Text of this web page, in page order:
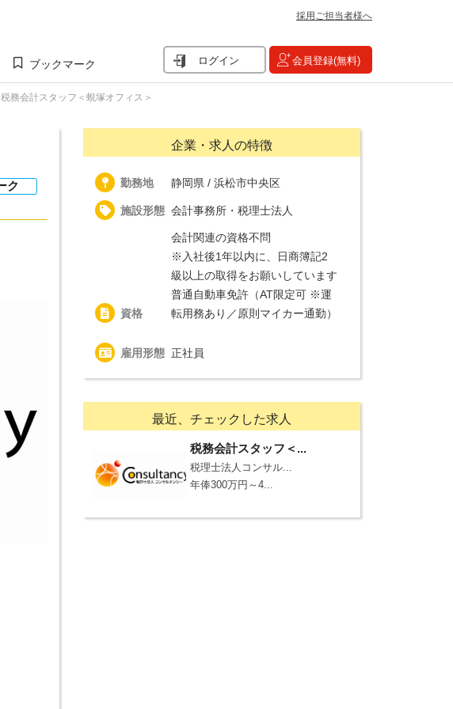
採用ご担当者様へ
ブックマーク ログイン 会員登録(無料)
税務会計スタッフ＜蜆塚オフィス＞
企業・求人の特徴
勤務地 静岡県 / 浜松市中央区
施設形態 会計事務所・税理士法人
資格
会計関連の資格不問
※入社後1年以内に、日商簿記2
級以上の取得をお願いしています
普通自動車免許（AT限定可 ※運
転用務あり／原則マイカー通勤）
雇用形態 正社員
最近、チェックした求人
税務会計スタッフ＜...
税理士法人コンサル...
年俸300万円～4...